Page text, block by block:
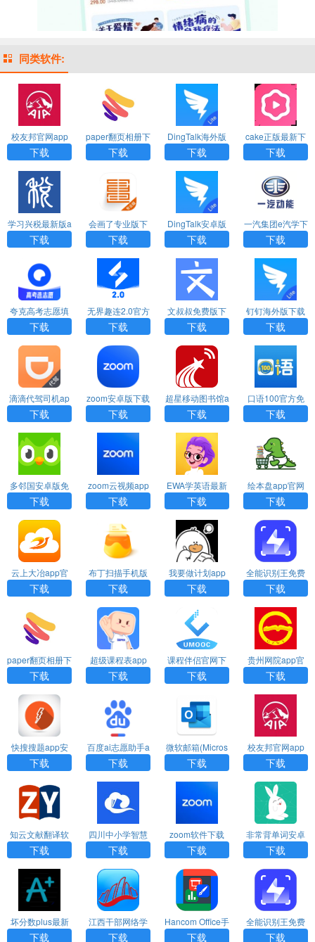
同类软件:
校友邦官网app
最新下载
下载
paper翻页相册下
载安卓版官方
下载
DingTalk海外版
（DingTalk Lit
e）
下载
cake正版最新下
载
下载
学习兴税最新版a
pp下载
下载
会画了专业版下
载
下载
DingTalk安卓版
（DingTalk Lit
e）下载
下载
一汽集团e汽学下
载
下载
夸克高考志愿填
报APP官方版下
载
下载
无界趣连2.0官方
版下载
下载
文叔叔免费版下
载
下载
钉钉海外版下载
官网
下载
滴滴代驾司机ap
p
下载
zoom安卓版下载
下载
超星移动图书馆a
pp下载
下载
口语100官方免
费下载
下载
多邻国安卓版免
费下载
下载
zoom云视频app
下载
下载
EWA学英语最新
版下载
下载
绘本盘app官网
安卓版下载
下载
云上大冶app官
网版下载
下载
布丁扫描手机版
免费
下载
我要做计划app
最新版下载
下载
全能识别王免费
版最新下载
下载
paper翻页相册下
载安卓版官方
下载
超级课程表app
下载安卓版
下载
课程伴侣官网下
载最新版本
下载
贵州网院app官
方下载手机版最
新
下载
快搜搜题app安
卓版下载
下载
百度ai志愿助手a
pp下载官网安卓
版本免费
下载
微软邮箱(Micros
oft Outlook) 下载
安装手机版官网
下载
校友邦官网app
最新下载
下载
知云文献翻译软
件下载安装手机
版免费
下载
四川中小学智慧
教育平台app下
载安装官网
下载
zoom软件下载
下载
非常背单词安卓
免费版下载
下载
坏分数plus最新
版下载
下载
江西干部网络学
院官网下载
下载
Hancom Office手
机版下载
下载
全能识别王免费
版最新下载
下载